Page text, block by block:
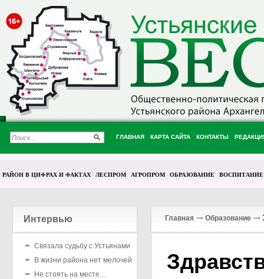
ГЛАВНАЯ КАРТА САЙТА КОНТАКТЫ
РАЙОН В ЦИФРАХ И ФАКТАХ ЛЕСПРОМ АГРОПРОМ ОБРАЗОВАНИЕ ВОСПИТАНИЕ
Интервью
Связала судьбу с Устьянами
В жизни района нет мелочей
Не стоять на месте…
Главная Образование